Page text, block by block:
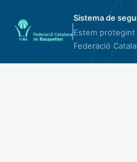
Sistema de
Estem
Federació